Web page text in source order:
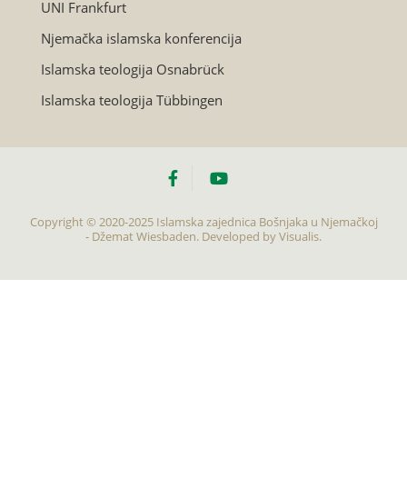
UNI Frankfurt
Njemačka islamska konferencija
Islamska teologija Osnabrück
Islamska teologija Tübbingen
Copyright © 2020-2025 Islamska zajednica Bošnjaka u Njemačkoj
- Džemat Wiesbaden. Developed byVisualis.